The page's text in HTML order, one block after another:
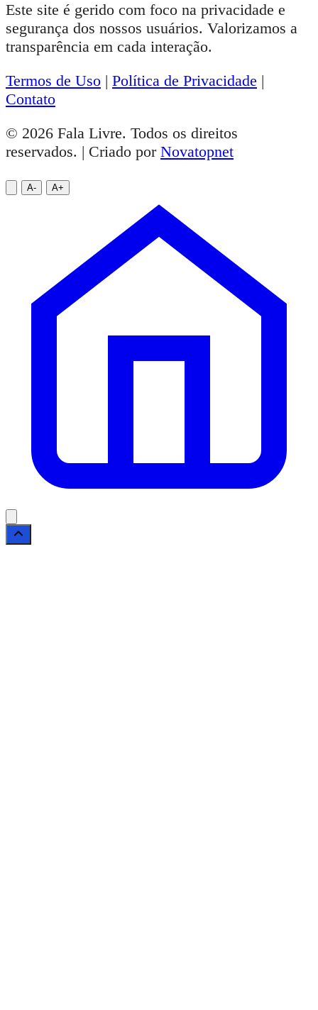
Este site é gerido com foco na privacidade e
segurança dos nossos usuários. Valorizamos a
transparência em cada interação.
Termos de Uso | Política de Privacidade |
Contato
© 2026 Fala Livre. Todos os direitos
reservados. | Criado por Novatopnet
A- A+